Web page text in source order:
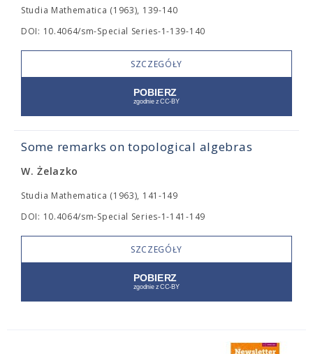
Studia Mathematica (1963), 139-140
DOI: 10.4064/sm-Special Series-1-139-140
SZCZEGÓŁY
Some remarks on topological algebras
W. Żelazko
Studia Mathematica (1963), 141-149
DOI: 10.4064/sm-Special Series-1-141-149
SZCZEGÓŁY